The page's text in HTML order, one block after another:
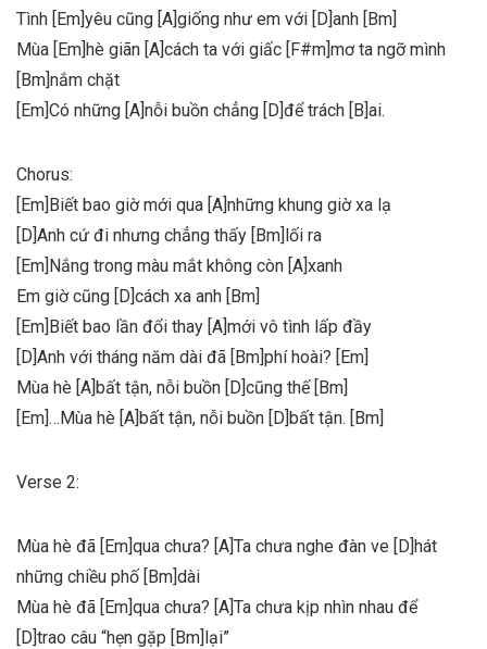
Tình [Em]yêu cũng [A]giống như em với [D]anh [Bm]
Mùa [Em]hè giãn [A]cách ta với giấc [F#m]mơ ta ngỡ mình
[Bm]nắm chặt
[Em]Có những [A]nỗi buồn chẳng [D]để trách [B]ai.
Chorus:
[Em]Biết bao giờ mới qua [A]những khung giờ xa lạ
[D]Anh cứ đi nhưng chẳng thấy [Bm]lối ra
[Em]Nắng trong màu mắt không còn [A]xanh
Em giờ cũng [D]cách xa anh [Bm]
[Em]Biết bao lần đổi thay [A]mới vô tình lấp đầy
[D]Anh với tháng năm dài đã [Bm]phí hoài? [Em]
Mùa hè [A]bất tận, nỗi buồn [D]cũng thế [Bm]
[Em]…Mùa hè [A]bất tận, nỗi buồn [D]bất tận. [Bm]
Verse 2:
Mùa hè đã [Em]qua chưa? [A]Ta chưa nghe đàn ve [D]hát
những chiều phố [Bm]dài
Mùa hè đã [Em]qua chưa? [A]Ta chưa kịp nhìn nhau để
[D]trao câu “hẹn gặp [Bm]lại”